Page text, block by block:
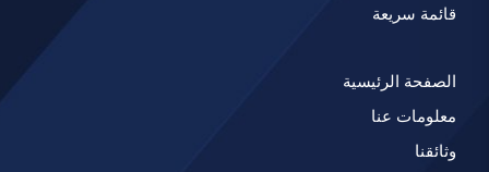
قائمة سريعة
الصفحة الرئيسية
معلومات عنا
وثائقنا